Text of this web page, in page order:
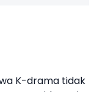
K-drama tidak